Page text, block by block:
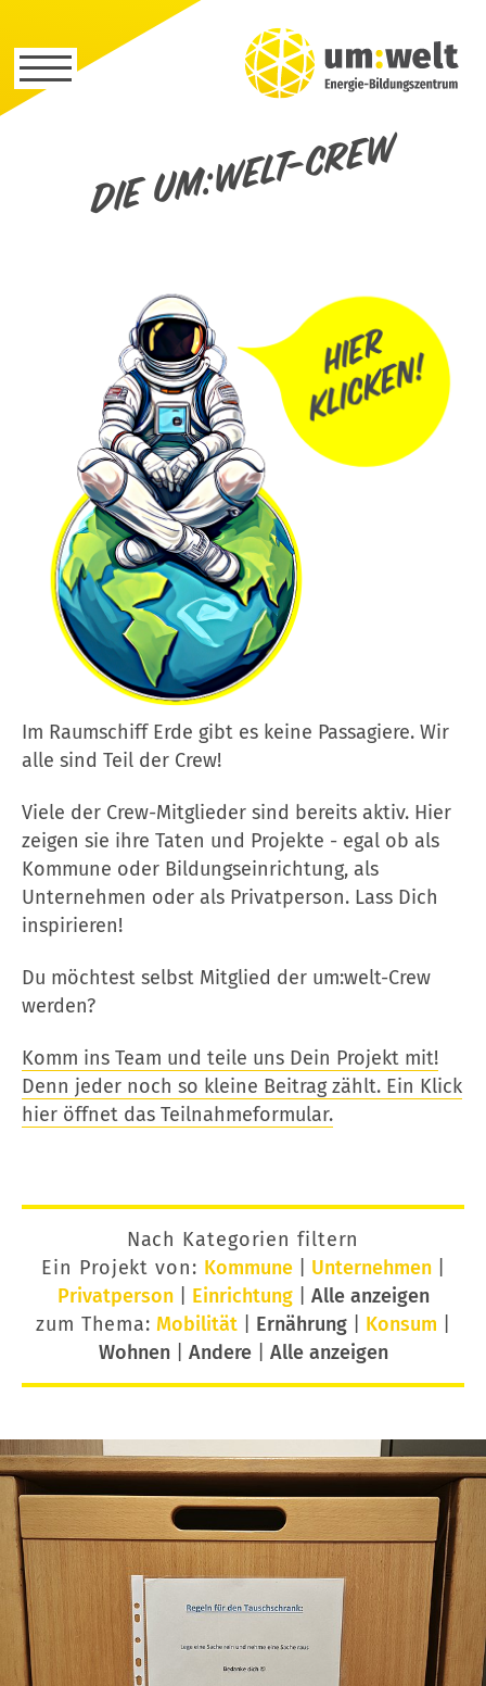
Die um:welt-Crew
Im Raumschiff Erde gibt es keine Passagiere. Wir
alle sind Teil der Crew!
Viele der Crew-Mitglieder sind bereits aktiv. Hier
zeigen sie ihre Taten und Projekte - egal ob als
Kommune oder Bildungseinrichtung, als
Unternehmen oder als Privatperson. Lass Dich
inspirieren!
Du möchtest selbst Mitglied der um:welt-Crew
werden?
Komm ins Team und teile uns Dein Projekt mit!
Denn jeder noch so kleine Beitrag zählt. Ein Klick
hier öffnet das Teilnahmeformular.
Nach Kategorien filtern
Ein Projekt von: Kommune| Unternehmen|
Privatperson| Einrichtung| Alle anzeigen
zum Thema: Mobilität Ernährung Konsum
Wohnen| Andere| Alle anzeigen